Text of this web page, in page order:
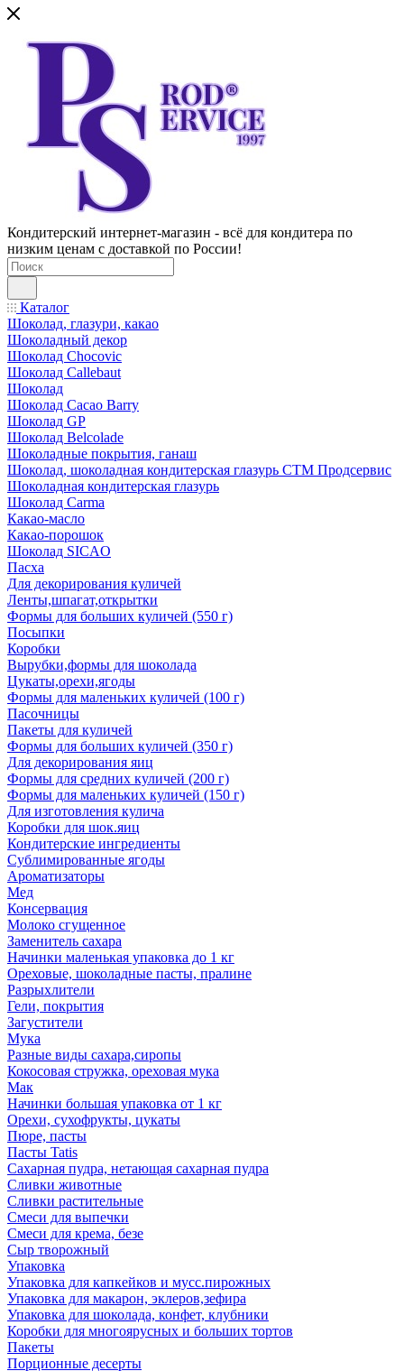
Кондитерский интернет-магазин - всё для кондитера по
низким ценам с доставкой по России!
Каталог
Шоколад, глазури, какао
Шоколадный декор
Шоколад Chocovic
Шоколад Callebaut
Шоколад
Шоколад Cacao Barry
Шоколад GP
Шоколад Belcolade
Шоколадные покрытия, ганаш
Шоколад, шоколадная кондитерская глазурь СТМ Продсервис
Шоколадная кондитерская глазурь
Шоколад Carma
Какао-масло
Какао-порошок
Шоколад SICAO
Пасха
Для декорирования куличей
Ленты,шпагат,открытки
Формы для больших куличей (550 г)
Посыпки
Коробки
Вырубки,формы для шоколада
Цукаты,орехи,ягоды
Формы для маленьких куличей (100 г)
Пасочницы
Пакеты для куличей
Формы для больших куличей (350 г)
Для декорирования яиц
Формы для средних куличей (200 г)
Формы для маленьких куличей (150 г)
Для изготовления кулича
Коробки для шок.яиц
Кондитерские ингредиенты
Сублимированные ягоды
Ароматизаторы
Мед
Консервация
Молоко сгущенное
Заменитель сахара
Начинки маленькая упаковка до 1 кг
Ореховые, шоколадные пасты, пралине
Разрыхлители
Гели, покрытия
Загустители
Мука
Разные виды сахара,сиропы
Кокосовая стружка, ореховая мука
Мак
Начинки большая упаковка от 1 кг
Орехи, сухофрукты, цукаты
Пюре, пасты
Пасты Tatis
Сахарная пудра, нетающая сахарная пудра
Сливки животные
Сливки растительные
Смеси для выпечки
Смеси для крема, безе
Сыр творожный
Упаковка
Упаковка для капкейков и мусс.пирожных
Упаковка для макарон, эклеров,зефира
Упаковка для шоколада, конфет, клубники
Коробки для многоярусных и больших тортов
Пакеты
Порционные десерты